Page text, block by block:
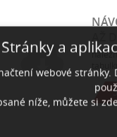
AŽ
Stránky a
webové
níže, můžete si